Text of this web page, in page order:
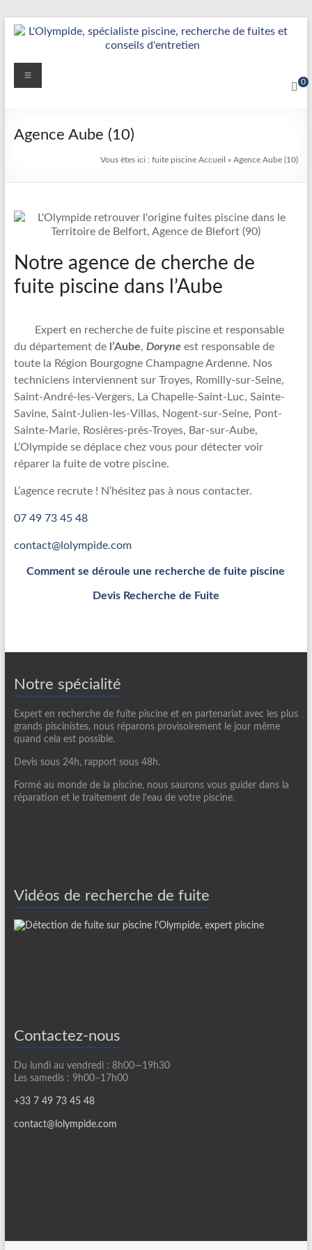
Aller
au
Détection
Réparation
Fuite
L’Olympide
Expert
France
et
chemisage
canalisations
0
Menu
Agence Aube (10)
Vous êtes ici : fuite piscineAccueil »Agence Aube (10)
Notre agence de cherche de
fuite piscine dans l’Aube
Expert en recherche de fuite piscine et responsable
du département de l’Aube, Doryne est responsable de
toute la Région Bourgogne Champagne Ardenne. Nos
techniciens interviennent sur Troyes, Romilly-sur-Seine,
Saint-André-les-Vergers, La Chapelle-Saint-Luc, Sainte-
Savine, Saint-Julien-les-Villas, Nogent-sur-Seine, Pont-
Sainte-Marie, Rosières-près-Troyes, Bar-sur-Aube,
L’Olympide se déplace chez vous pour détecter voir
réparer la fuite de votre piscine.
L’agence recrute ! N’hésitez pas à nous contacter.
07 49 73 45 48
contact@lolympide.com
Comment se déroule une recherche de fuite piscine
Devis Recherche de Fuite
Notre spécialité
Expert en recherche de fuite piscine et en partenariat avec les plus
grands piscinistes, nous réparons provisoirement le jour même
quand cela est possible.
Devis sous 24h, rapport sous 48h.
Formé au monde de la piscine, nous saurons vous guider dans la
réparation et le traitement de l’eau de votre piscine.
Vidéos de recherche de fuite
Contactez-nous
Du lundi au vendredi : 8h00—19h30
Les samedis : 9h00–17h00
+33 7 49 73 45 48
contact@lolympide.com